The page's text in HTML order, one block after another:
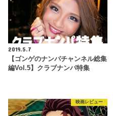
2019.5.7
【ゴンゲのナンパチャンネル総集
編Vol.5】クラブナンパ特集
映画レビュー